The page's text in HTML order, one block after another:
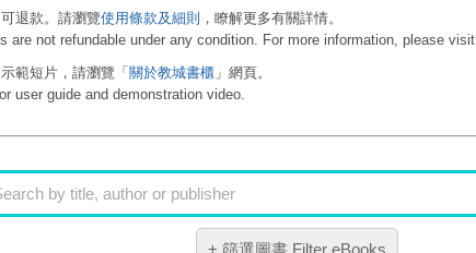
退款。請瀏覽使用條款及細則 ，瞭解更多有關詳情。
are not refundable under any condition. For more information, please visit
範短片，請瀏覽「 關於教城書櫃 」網頁。
user guide and demonstration video.